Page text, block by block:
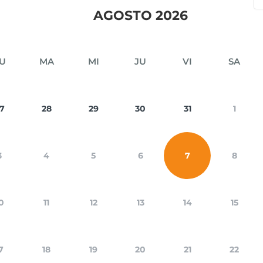
AGOSTO 2026
MA MI JU VI SA
28 29 30 31 1
4 5 6 7 8
11 12 13 14 15
18 19 20 21 22